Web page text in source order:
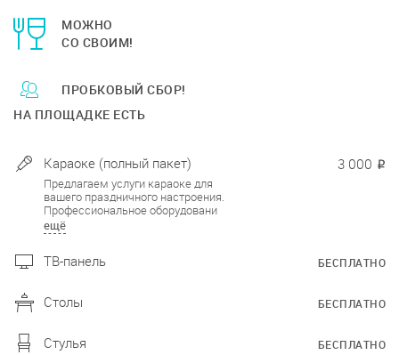
МОЖНО
СО СВОИМ!
ПРОБКОВЫЙ СБОР!
НА ПЛОЩАДКЕ ЕСТЬ
Караоке (полный пакет)
Предлагаем услуги караоке для
вашего праздничного настроения.
Профессиональное оборудовани
ещё
3 000 ₽
ТВ-панель БЕСПЛАТНО
Столы БЕСПЛАТНО
Стулья БЕСПЛАТНО